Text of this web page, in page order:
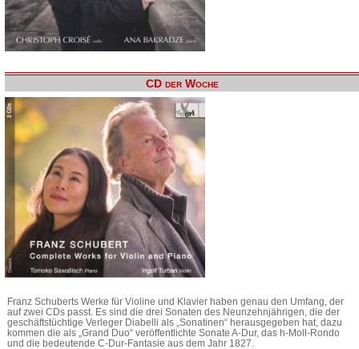
CD der Woche
Franz Schuberts Werke für Violine und Klavier haben genau den Umfang, der
auf zwei CDs passt. Es sind die drei Sonaten des Neunzehnjährigen, die der
geschäftstüchtige Verleger Diabelli als „Sonatinen“ herausgegeben hat, dazu
kommen die als „Grand Duo“ veröffentlichte Sonate A-Dur, das h-Moll-Rondo
und die bedeutende C-Dur-Fantasie aus dem Jahr 1827.